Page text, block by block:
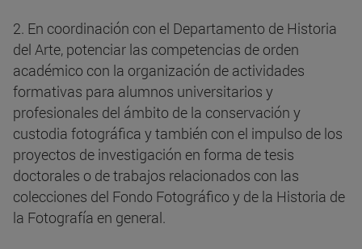
2. En coordinación con el Departamento de Historia
del Arte, potenciar las competencias de orden
académico con la organización de actividades
formativas para alumnos universitarios y
profesionales del ámbito de la conservación y
custodia fotográfica y también con el impulso de los
proyectos de investigación en forma de tesis
doctorales o de trabajos relacionados con las
colecciones del Fondo Fotográfico y de la Historia de
la Fotografía en general.